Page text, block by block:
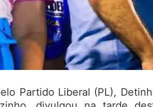
Partido Liberal (PL),